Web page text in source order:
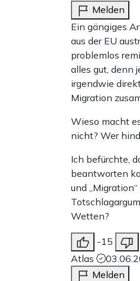
Melden
Ein gängiges
aus der EU
problemlos
alles gut, denn
irgendwie
Migration
Wieso macht
nicht? Wer
Ich befürchte,
beantworten
und
Wetten?
-15
Atlas
Melden